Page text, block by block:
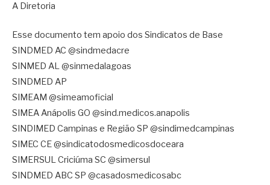
A Diretoria
Esse documento tem apoio dos Sindicatos de Base
SINDMED AC @sindmedacre
SINMED AL @sinmedalagoas
SINDMED AP
SIMEAM @simeamoficial
SIMEA Anápolis GO @sind.medicos.anapolis
SINDIMED Campinas e Região SP @sindimedcampinas
SIMEC CE @sindicatodosmedicosdoceara
SIMERSUL Criciúma SC @simersul
SINDMED ABC SP @casadosmedicosabc